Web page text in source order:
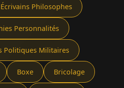
Philosophes
Personnalités
Politiques Militaires
Boxe Bricolage